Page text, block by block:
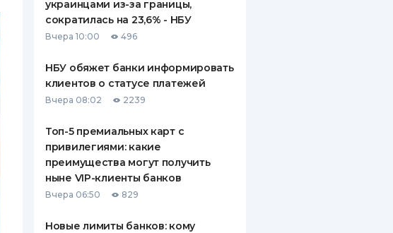
украинцами из-за границы,
сократилась на 23,6% - НБУ
Вчера 10:00 496
НБУ обяжет банки информировать
клиентов о статусе платежей
Вчера 08:02 2239
Топ-5 премиальных карт с
привилегиями: какие
преимущества могут получить
ныне VIP-клиенты банков
Вчера 06:50 829
Новые лимиты банков: кому